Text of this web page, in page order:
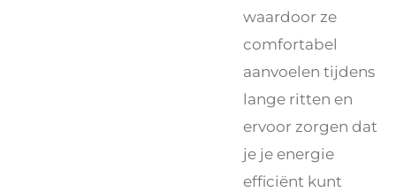
waardoor ze
comfortabel
aanvoelen tijdens
lange ritten en
ervoor zorgen dat
je je energie
efficiënt kunt